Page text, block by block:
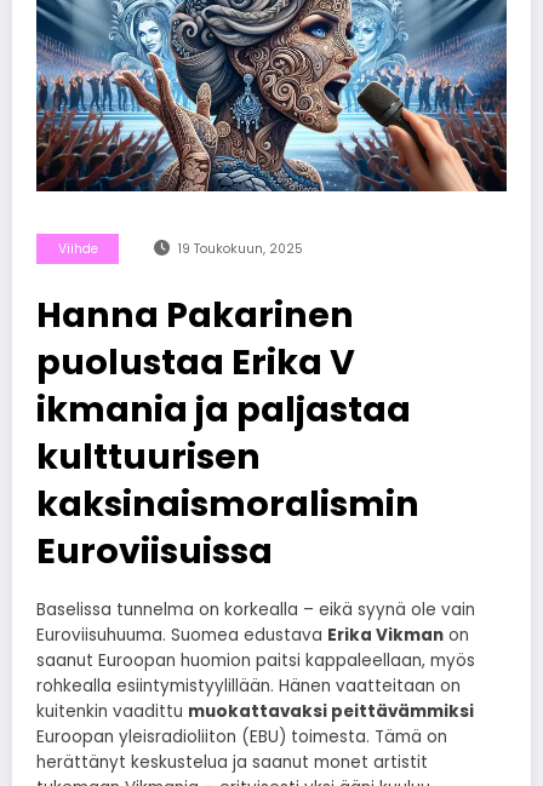
Viihde 19 Toukokuun, 2025
Hanna Pakarinen
puolustaa Erika V
ikmania ja paljastaa
kulttuurisen
kaksinaismoralismin
Euroviisuissa
Baselissa tunnelma on korkealla – eikä syynä ole vain
Euroviisuhuuma. Suomea edustava Erika Vikman on
saanut Euroopan huomion paitsi kappaleellaan, myös
rohkealla esiintymistyylillään. Hänen vaatteitaan on
kuitenkin vaadittu muokattavaksi peittävämmiksi
Euroopan yleisradioliiton (EBU) toimesta. Tämä on
herättänyt keskustelua ja saanut monet artistit